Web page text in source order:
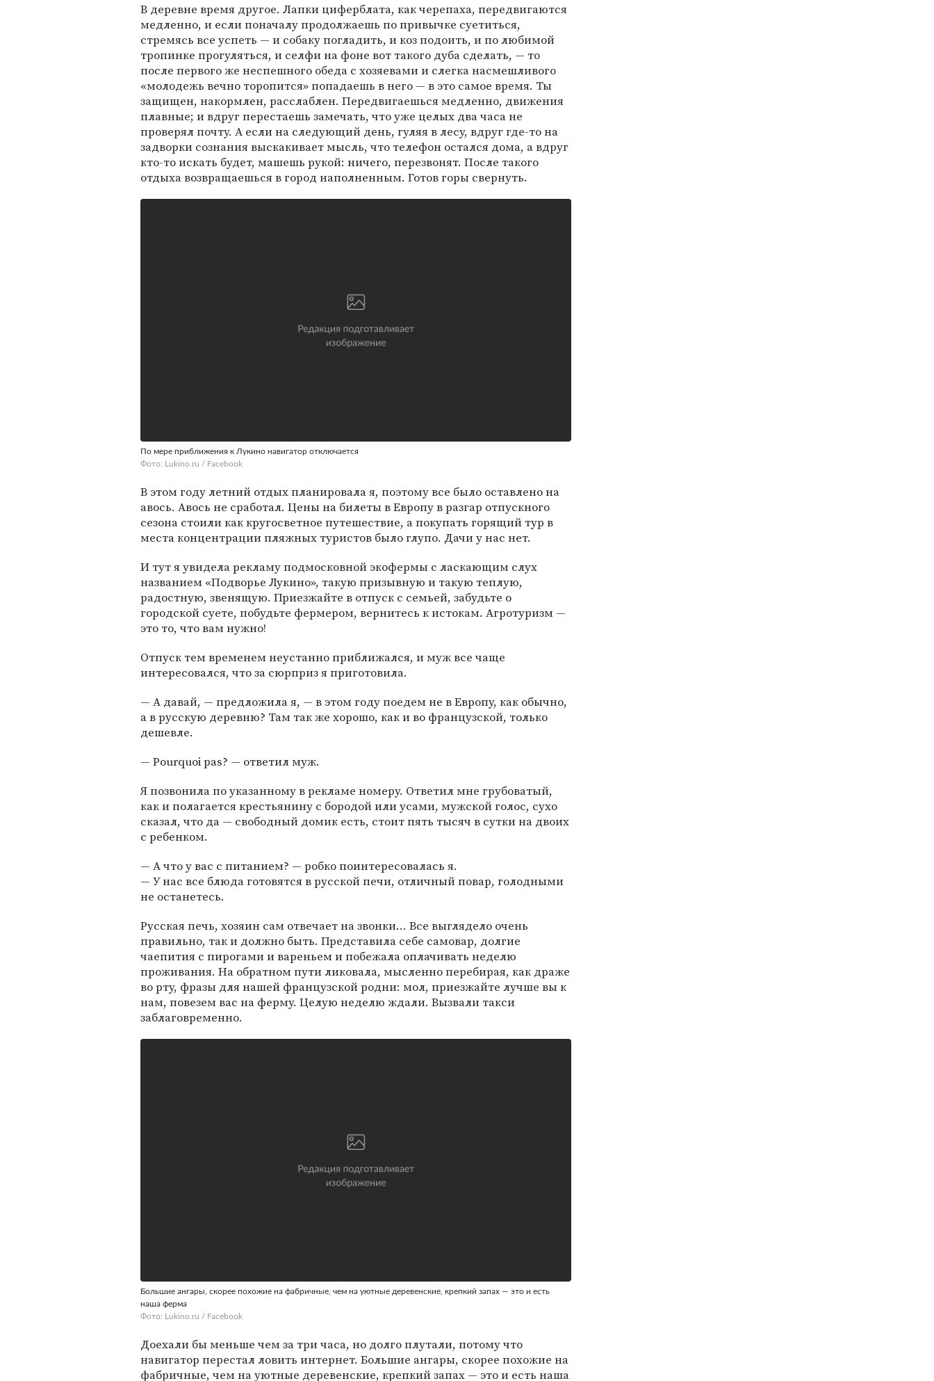
В деревне время другое. Лапки циферблата, как черепаха, передвигаются
медленно, и если поначалу продолжаешь по привычке суетиться,
стремясь все успеть — и собаку погладить, и коз подоить, и по любимой
тропинке прогуляться, и селфи на фоне вот такого дуба сделать, — то
после первого же неспешного обеда с хозяевами и слегка насмешливого
«молодежь вечно торопится» попадаешь в него — в это самое время. Ты
защищен, накормлен, расслаблен. Передвигаешься медленно, движения
плавные; и вдруг перестаешь замечать, что уже целых два часа не
проверял почту. А если на следующий день, гуляя в лесу, вдруг где-то на
задворки сознания выскакивает мысль, что телефон остался дома, а вдруг
кто-то искать будет, машешь рукой: ничего, перезвонят. После такого
отдыха возвращаешься в город наполненным. Готов горы свернуть.
По мере приближения к Лукино навигатор отключается
Фото: Lukino.ru / Facebook
В этом году летний отдых планировала я, поэтому все было оставлено на
авось. Авось не сработал. Цены на билеты в Европу в разгар отпускного
сезона стоили как кругосветное путешествие, а покупать горящий тур в
места концентрации пляжных туристов было глупо. Дачи у нас нет.
И тут я увидела рекламу подмосковной экофермы с ласкающим слух
названием «Подворье Лукино», такую призывную и такую теплую,
радостную, звенящую. Приезжайте в отпуск с семьей, забудьте о
городской суете, побудьте фермером, вернитесь к истокам. Агротуризм —
это то, что вам нужно!
Отпуск тем временем неустанно приближался, и муж все чаще
интересовался, что за сюрприз я приготовила.
— А давай, — предложила я, — в этом году поедем не в Европу, как обычно,
а в русскую деревню? Там так же хорошо, как и во французской, только
дешевле.
— Pourquoi pas? — ответил муж.
Я позвонила по указанному в рекламе номеру. Ответил мне грубоватый,
как и полагается крестьянину с бородой или усами, мужской голос, сухо
сказал, что да — свободный домик есть, стоит пять тысяч в сутки на двоих
с ребенком.
— А что у вас с питанием? — робко поинтересовалась я.
— У нас все блюда готовятся в русской печи, отличный повар, голодными
не останетесь.
Русская печь, хозяин сам отвечает на звонки… Все выглядело очень
правильно, так и должно быть. Представила себе самовар, долгие
чаепития с пирогами и вареньем и побежала оплачивать неделю
проживания. На обратном пути ликовала, мысленно перебирая, как драже
во рту, фразы для нашей французской родни: мол, приезжайте лучше вы к
нам, повезем вас на ферму. Целую неделю ждали. Вызвали такси
заблаговременно.
Большие ангары, скорее похожие на фабричные, чем на уютные деревенские, крепкий запах — это и есть
наша ферма
Фото: Lukino.ru / Facebook
Доехали бы меньше чем за три часа, но долго плутали, потому что
навигатор перестал ловить интернет. Большие ангары, скорее похожие на
фабричные, чем на уютные деревенские, крепкий запах — это и есть наша